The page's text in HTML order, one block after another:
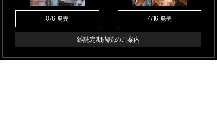
8/6 発売 4/16 発売
雑誌定期購読のご案内